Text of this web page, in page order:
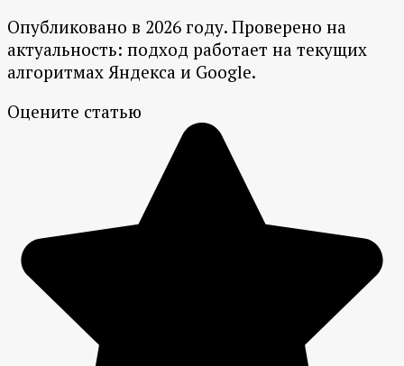
Опубликовано в 2026 году. Проверено на
актуальность: подход работает на текущих
алгоритмах Яндекса и Google.
Оцените статью